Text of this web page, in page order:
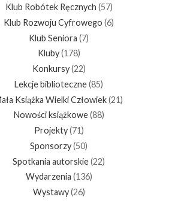
Klub Robótek Ręcznych (57)
Klub Rozwoju Cyfrowego (6)
Klub Seniora (7)
Kluby(178)
Konkursy(22)
Lekcje biblioteczne(85)
Książka Wielki Człowiek(21)
Nowości książkowe(88)
Projekty(71)
Sponsorzy(50)
Spotkania autorskie(22)
Wydarzenia (136)
Wystawy(26)